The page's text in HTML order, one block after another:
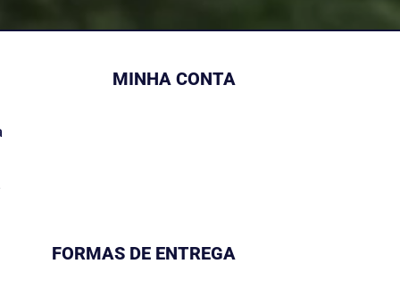
MINHA CONTA
FORMAS DE ENTREGA